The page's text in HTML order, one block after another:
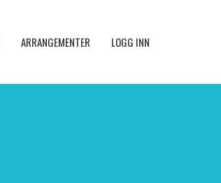
ARRANGEMENTER LOGG INN